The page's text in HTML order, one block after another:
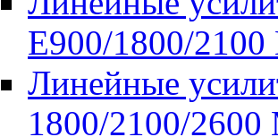
E900/1800/
Линейные
1800/2100/